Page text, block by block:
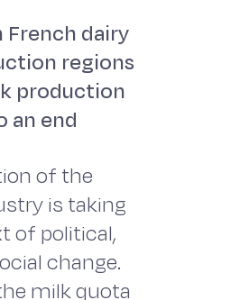
French dairy
regions
production
an end
of the
is taking
of political,
change.
milk quota